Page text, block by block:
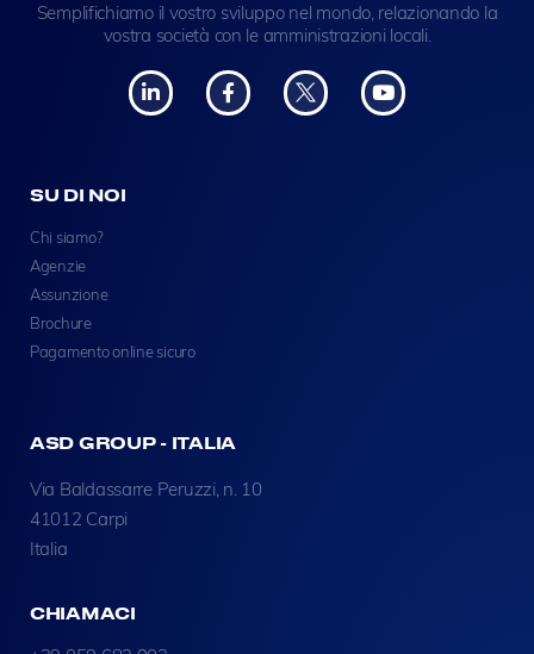
Semplifichiamo il vostro sviluppo nel mondo, relazionando la
vostra società con le amministrazioni locali.
SU DI NOI
Chi siamo?
Agenzie
Assunzione
Brochure
Pagamento online sicuro
ASD GROUP - ITALIA
Via Baldassarre Peruzzi, n. 10
41012 Carpi
Italia
CHIAMACI